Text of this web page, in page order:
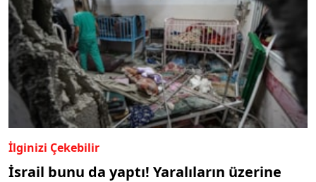
İlginizi Çekebilir
İsrail bunu da yaptı! Yaralıların üzerine